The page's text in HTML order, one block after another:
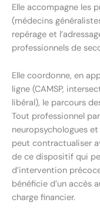
Elle accompagne les
(médecins
repérage et
professionnels de
Elle coordonne, en
ligne (CAMSP,
libéral), le parcours
Tout professionnel
neuropsychologues
peut contractualiser
de ce dispositif qui
d’intervention
bénéficie d’un accès
charge financier.